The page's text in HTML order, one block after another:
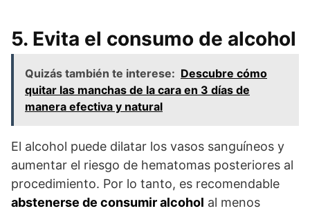
5. Evita el consumo de alcohol
Quizás también te interese: Descubre cómo
quitar las manchas de la cara en 3 días de
manera efectiva y natural
El alcohol puede dilatar los vasos sanguíneos y
aumentar el riesgo de hematomas posteriores al
procedimiento. Por lo tanto, es recomendable
abstenerse de consumir alcohol al menos